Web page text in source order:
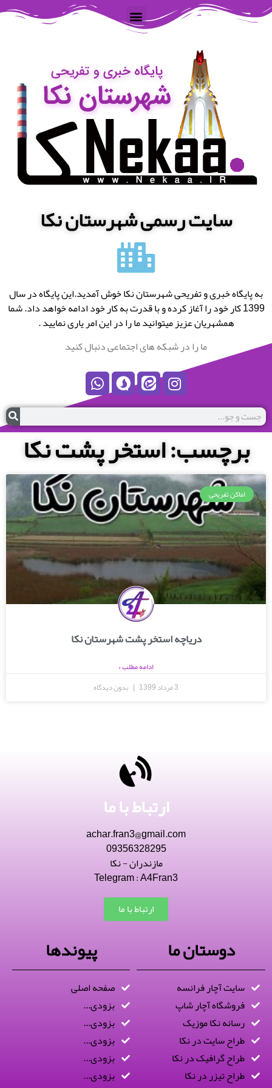
سایت رسمی شهرستان نکا
به پایگاه خبری و تفریحی شهرستان نکا خوش آمدید.این پایگاه در سال
1399 کار خود را آغاز کرده و با قدرت به کار خود ادامه خواهد داد. شما
همشهریان عزیز میتوانید ما را در این امر یاری نمایید .
ما را در شبکه های اجتماعی دنبال کنید
برچسب: استخر پشت نکا
اماکن تفریحی
دریاچه استخر پشت شهرستان نکا
ادامه مطلب »
3 مرداد 1399
بدون دیدگاه
ارتباط با ما
achar.fran3@gmail.com
09356328295
مازندران - نکا
Telegram : A4Fran3
ارتباط با ما
دوستان ما
سایت آچار فرانسه
فروشگاه آچار شاپ
رسانه نکا موزیک
طراح سایت در نکا
طراح گرافیک در نکا
طراح تیزر در نکا
پیوندها
صفحه اصلی
بزودی...
بزودی...
بزودی...
بزودی...
بزودی...